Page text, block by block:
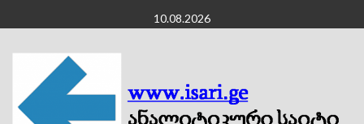
to
content
10.08.2026